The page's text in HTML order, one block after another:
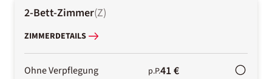
2-Bett-Zimmer(Z)
ZIMMERDETAILS
Ohne Verpflegung p.P.41 €